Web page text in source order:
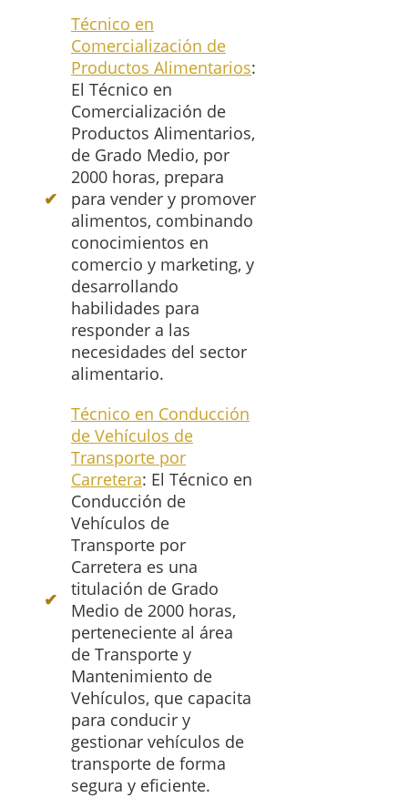
Técnico en
Comercialización de
Productos Alimentarios:
El Técnico en
Comercialización de
Productos Alimentarios,
de Grado Medio, por
2000 horas, prepara
para vender y promover
alimentos, combinando
conocimientos en
comercio y marketing, y
desarrollando
habilidades para
responder a las
necesidades del sector
alimentario.
Técnico en Conducción
de Vehículos de
Transporte por
Carretera: El Técnico en
Conducción de
Vehículos de
Transporte por
Carretera es una
titulación de Grado
Medio de 2000 horas,
perteneciente al área
de Transporte y
Mantenimiento de
Vehículos, que capacita
para conducir y
gestionar vehículos de
transporte de forma
segura y eficiente.